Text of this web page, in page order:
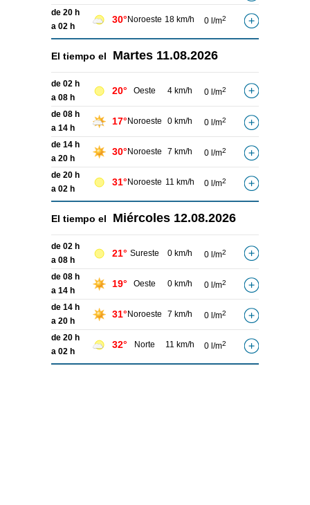
de 20 h
a 02 h
30° Noroeste 18 km/h 0 l/m2
El tiempo el Martes 11.08.2026
de 02 h
a 08 h
20° Oeste 4 km/h 0 l/m2
de 08 h
a 14 h
17° Noroeste 0 km/h 0 l/m2
de 14 h
a 20 h
30° Noroeste 7 km/h 0 l/m2
de 20 h
a 02 h
31° Noroeste 11 km/h 0 l/m2
El tiempo el Miércoles 12.08.2026
de 02 h
a 08 h
21° Sureste 0 km/h 0 l/m2
de 08 h
a 14 h
19° Oeste 0 km/h 0 l/m2
de 14 h
a 20 h
31° Noroeste 7 km/h 0 l/m2
de 20 h
a 02 h
32° Norte 11 km/h 0 l/m2